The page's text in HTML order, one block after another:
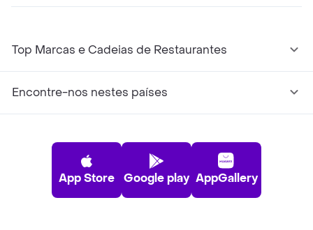
Top Marcas e Cadeias de Restaurantes
Encontre-nos nestes países
App Store Google play AppGallery